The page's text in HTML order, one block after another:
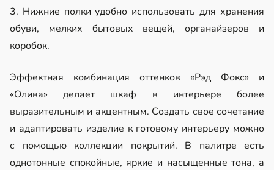
3. Нижние полки удобно использовать для хранения
обуви, мелких бытовых вещей, органайзеров и
коробок.
Эффектная комбинация оттенков «Рэд Фокс» и
«Олива» делает шкаф в интерьере более
выразительным и акцентным. Создать свое сочетание
и адаптировать изделие к готовому интерьеру можно
с помощью коллекции покрытий. В палитре есть
однотонные спокойные, яркие и насыщенные тона, а